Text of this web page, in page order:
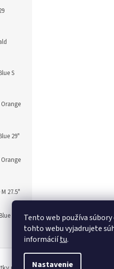
Tento web používa
tohto webu vyjadrujete
informáciítu.
Nastavenie
S
Orange
29"
Orange
27.5"
S